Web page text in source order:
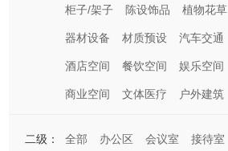
柜子/架子 陈设饰品 植物花草
器材设备 材质预设 汽车交通
酒店空间 餐饮空间 娱乐空间
商业空间 文体医疗 户外建筑
二级： 全部 办公区 会议室 接待室